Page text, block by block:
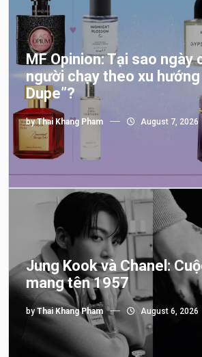
MF Opinion: Tại sao ngày
người chạy theo xu
Dupe”?
byThai Khang Pham August 7, 2026
Jung Kook và Chanel:
mang tên 1957
byThai Khang Pham August 6, 2026